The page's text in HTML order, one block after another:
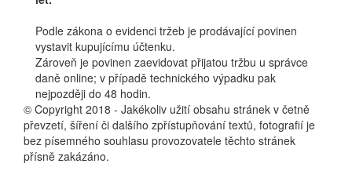
Podle zákona o evidenci tržeb je prodávající povinen
vystavit kupujícímu účtenku.
Zároveň je povinen zaevidovat přijatou tržbu u správce
daně online; v případě technického výpadku pak
nejpozději do 48 hodin.
© Copyright 2018 - Jakékoliv užití obsahu stránek v četně
převzetí, šíření či dalšího zpřístupňování textů, fotografií je
bez písemného souhlasu provozovatele těchto stránek
přísně zakázáno.